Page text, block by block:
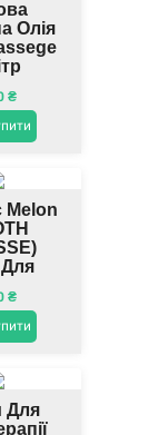
Олія
₴
Melon
Для
Диня
₴
Для